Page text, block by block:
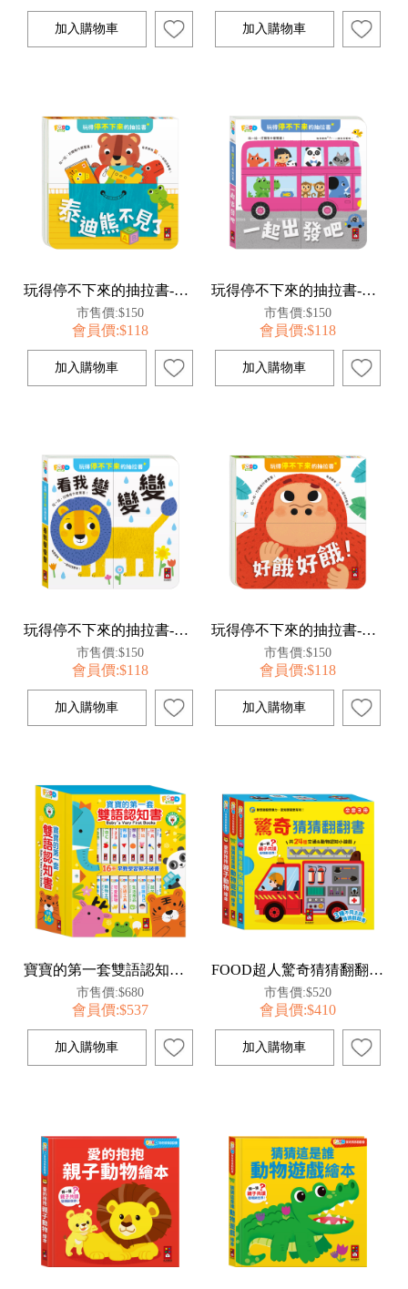
玩得停不下來的抽拉書-泰迪熊不見了
市售價:$150
會員價:$118
玩得停不下來的抽拉書-一起出發吧
市售價:$150
會員價:$118
玩得停不下來的抽拉書-看我變變變
市售價:$150
會員價:$118
玩得停不下來的抽拉書-好餓好餓
市售價:$150
會員價:$118
寶寶的第一套雙語認知書(全套16冊)
市售價:$680
會員價:$537
FOOD超人驚奇猜猜翻翻書全套三冊
市售價:$520
會員價:$410